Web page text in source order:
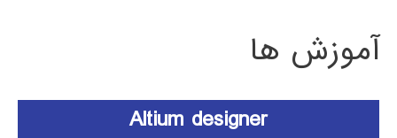
آموزش ها
Altium designer